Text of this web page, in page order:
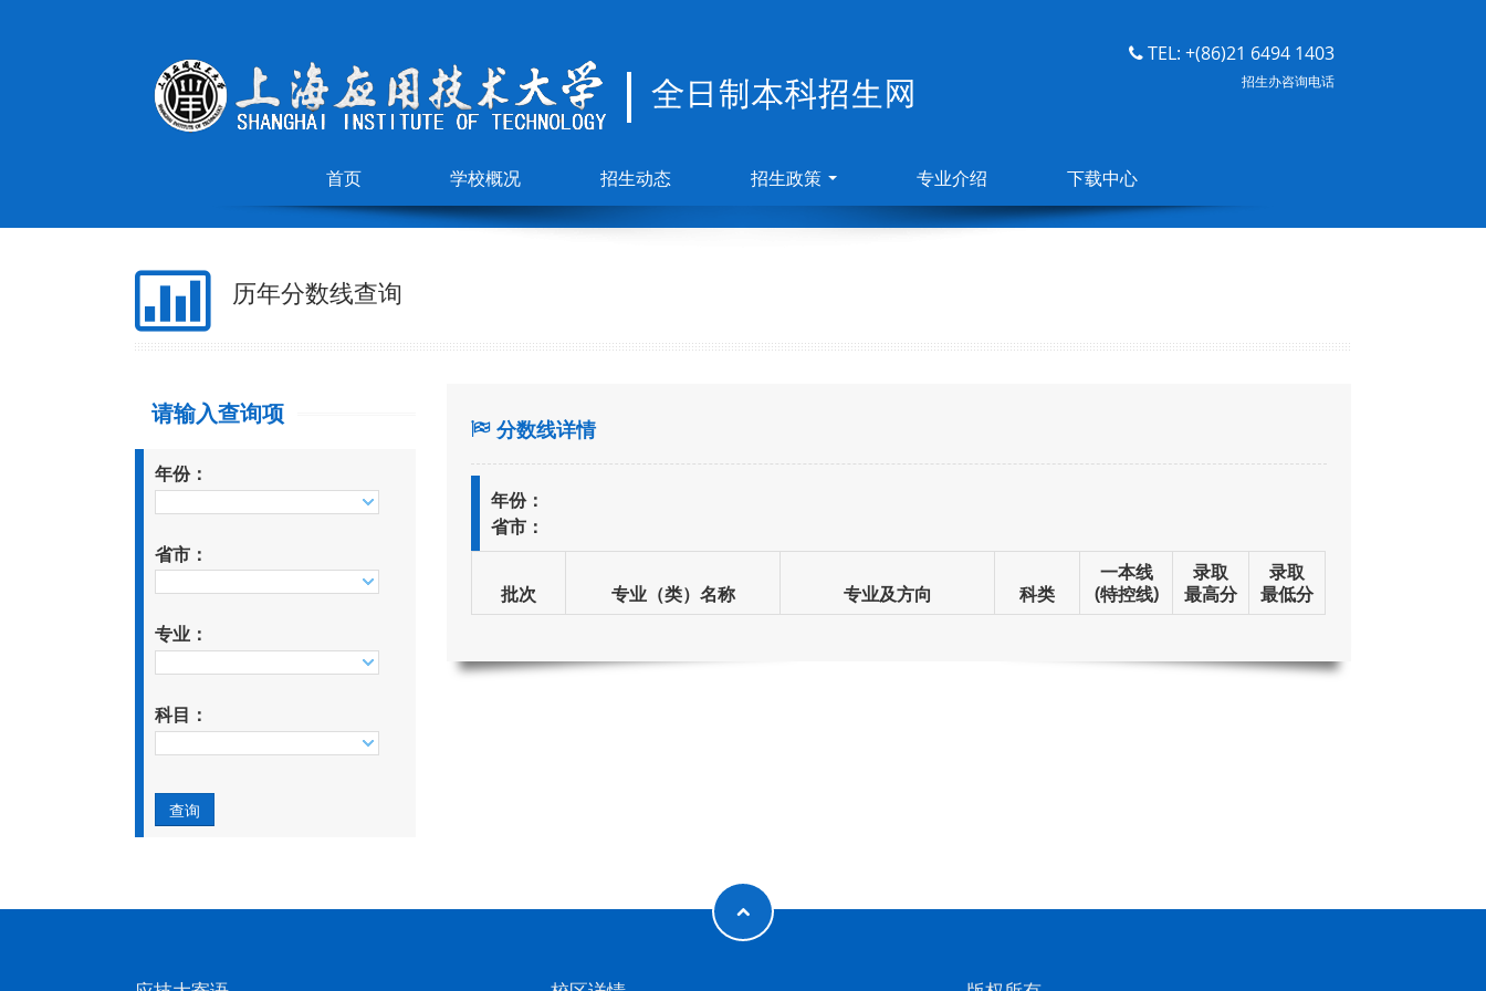
TEL: +(86)21 6494 1403
招生办咨询电话
首页 学校概况 招生动态 招生政策 专业介绍 下载中心
历年分数线查询
请输入查询项
年份：
省市：
专业：
科目：
分数线详情
年份：
省市：
批次 专业（类）名称 专业及方向 科类
一本线
(特控线)
录取
最高分
录取
最低分